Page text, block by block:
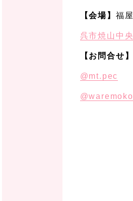
【会場】 福
呉市焼山中
【お問合せ】
@mt.pec